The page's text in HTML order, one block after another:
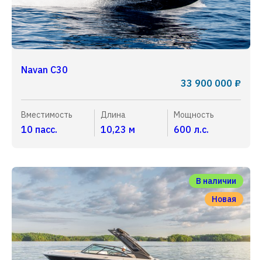
Navan C30
33 900 000 ₽
Вместимость
10 пасс.
Длина
10,23 м
Мощность
600 л.с.
В наличии
Новая